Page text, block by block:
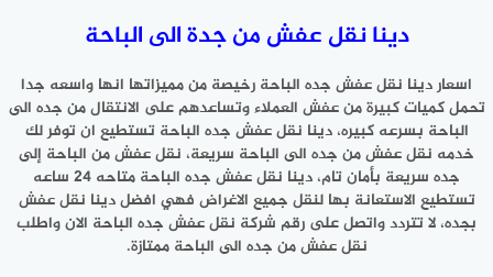
دينا نقل عفش من جدة الى الباحة
اسعار دينا نقل عفش جده الباحة رخيصة من مميزاتها انها واسعه جدا
تحمل كميات كبيرة من عفش العملاء وتساعدهم على الانتقال من جده الى
الباحة بسرعه كبيره، دينا نقل عفش جده الباحة تستطيع ان توفر لك
خدمه نقل عفش من جده الى الباحة سريعة، نقل عفش من الباحة إلى
جده سريعة بأمان تام، دينا نقل عفش جده الباحة متاحه 24 ساعه
تستطيع الاستعانة بها لنقل جميع الاغراض فهي افضل دينا نقل عفش
بجده، لا تتردد واتصل على رقم شركة نقل عفش جده الباحة الان واطلب
نقل عفش من جده الى الباحة ممتازة.